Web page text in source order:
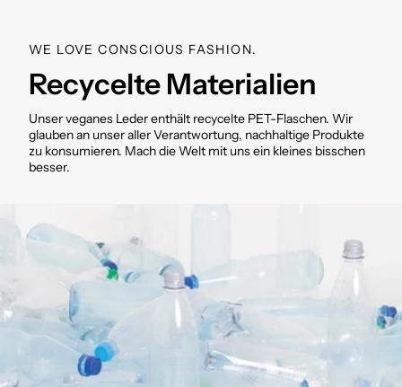
WE LOVE CONSCIOUS FASHION.
Recycelte Materialien
Unser veganes Leder enthält recycelte PET-Flaschen. Wir
glauben an unser aller Verantwortung, nachhaltige Produkte
zu konsumieren. Mach die Welt mit uns ein kleines bisschen
besser.